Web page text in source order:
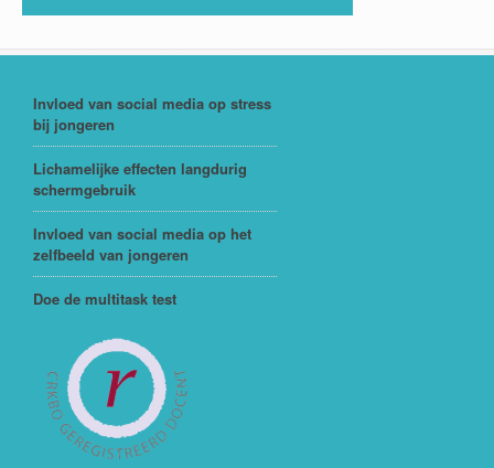
Invloed van social media op stress
bij jongeren
Lichamelijke effecten langdurig
schermgebruik
Invloed van social media op het
zelfbeeld van jongeren
Doe de multitask test